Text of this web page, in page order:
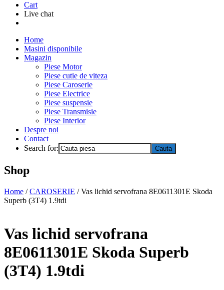
Cart
Live chat
Home
Masini disponibile
Magazin
Piese Motor
Piese cutie de viteza
Piese Caroserie
Piese Electrice
Piese suspensie
Piese Transmisie
Piese Interior
Despre noi
Contact
Search for:
Shop
Home /CAROSERIE / Vas lichid servofrana 8E0611301E Skoda
Superb (3T4) 1.9tdi
Vas lichid servofrana
8E0611301E Skoda Superb
(3T4) 1.9tdi